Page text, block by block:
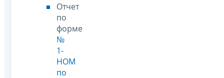
Отчет
по
форме
№
1-
НОМ
по